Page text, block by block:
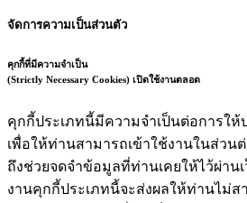
จัดการความเป็นส่วนตัว
คุกกี้ที่มีความจำเป็น
(Strictly Necessary Cookies) เปิดใช้งานตลอด
คุกกี้ประเภทนี้มีความจำเป็นต่อการให้
เพื่อให้ท่านสามารถเข้าใช้งานในส่วนต่
ถึงช่วยจดจำข้อมูลที่ท่านเคยให้ไว้ผ่าน
งานคุกกี้ประเภทนี้จะส่งผลให้ท่านไม่ส